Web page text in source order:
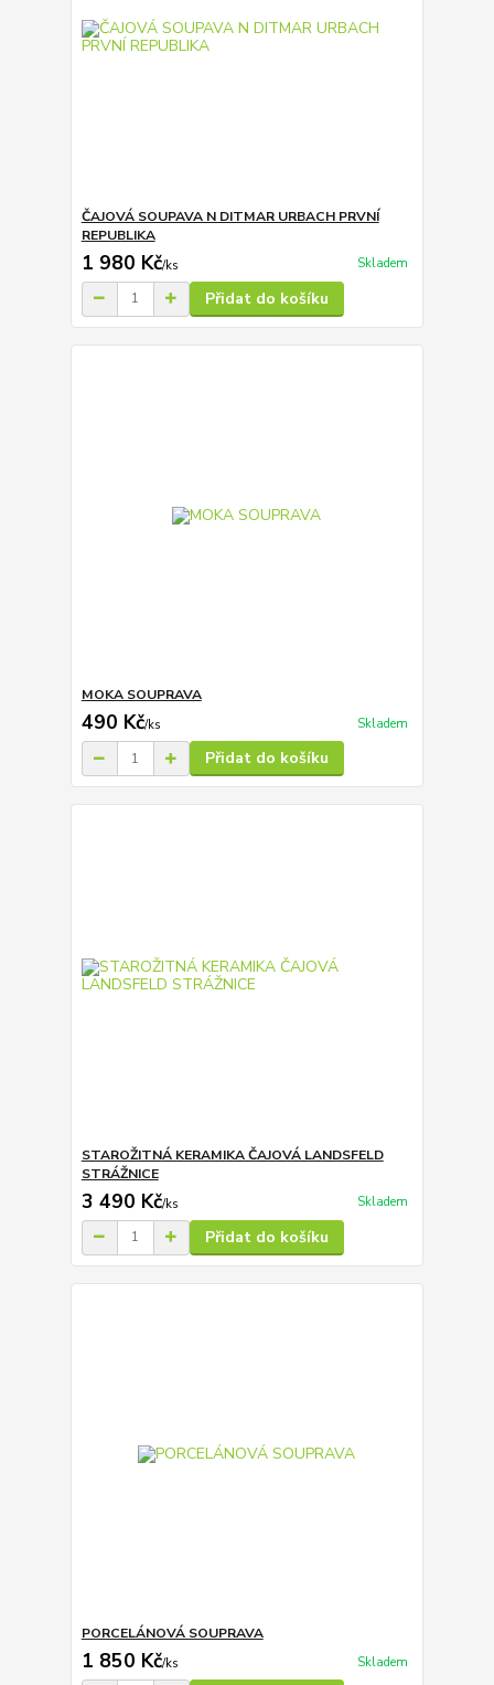
ČAJOVÁ SOUPAVA N DITMAR URBACH PRVNÍ
REPUBLIKA
1 980 Kč/ks Skladem
Přidat do košíku
MOKA SOUPRAVA
490 Kč/ks Skladem
Přidat do košíku
STAROŽITNÁ KERAMIKA ČAJOVÁ LANDSFELD
STRÁŽNICE
3 490 Kč/ks Skladem
Přidat do košíku
PORCELÁNOVÁ SOUPRAVA
1 850 Kč/ks Skladem